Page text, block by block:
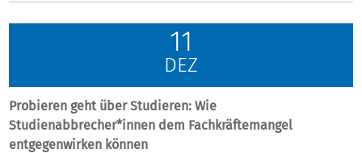
11
DEZ
Probieren geht über Studieren: Wie
Studienabbrecher*innen dem Fachkräftemangel
entgegenwirken können